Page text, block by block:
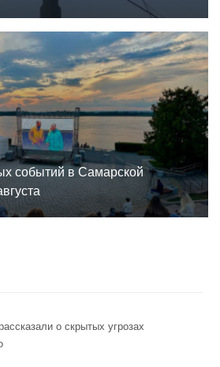
событий в Самарской
о скрытых угрозах